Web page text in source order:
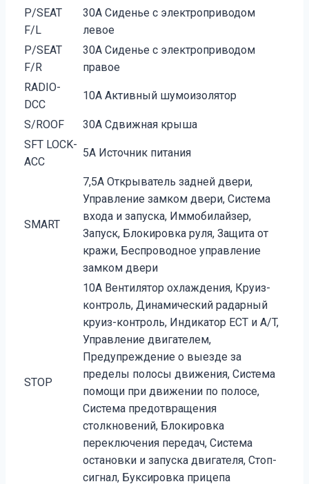
P/SEAT
F/L
30А Сиденье с электроприводом
левое
P/SEAT
F/R
30А Сиденье с электроприводом
правое
RADIO-
DCC
10А Активный шумоизолятор
S/ROOF
30А Сдвижная крыша
SFT LOCK-
ACC
5А Источник питания
SMART
7,5А Открыватель задней двери,
Управление замком двери, Система
входа и запуска, Иммобилайзер,
Запуск, Блокировка руля, Защита от
кражи, Беспроводное управление
замком двери
STOP
10А Вентилятор охлаждения, Круиз-
контроль, Динамический радарный
круиз-контроль, Индикатор ECT и A/T,
Управление двигателем,
Предупреждение о выезде за
пределы полосы движения, Система
помощи при движении по полосе,
Система предотвращения
столкновений, Блокировка
переключения передач, Система
остановки и запуска двигателя, Стоп-
сигнал, Буксировка прицепа